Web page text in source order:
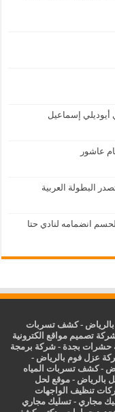
أيوديلي إسماعيل
عاشور
انضمامه لنادي حتا
-كشف تسربات
تصميم مواقع الكترونية
حشرات بجدة -شركة برمجة
عزل فوم بالرياض -
-كشف تسربات المياه
بالرياض - موقع لحل
تنظيف الواجهات
مجاري -تسليك مجاري